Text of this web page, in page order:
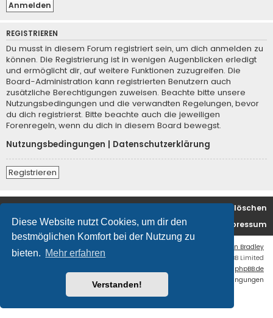
Diese Website nutzt Cookies, um dir den
bestmöglichen Komfort bei der Nutzung zu
bieten. Mehr erfahren
Verstanden!
REGISTRIEREN
Du musst in diesem Forum registriert sein, um dich anmelden zu
können. Die Registrierung ist in wenigen Augenblicken erledigt
und ermöglicht dir, auf weitere Funktionen zuzugreifen. Die
Board-Administration kann registrierten Benutzern auch
zusätzliche Berechtigungen zuweisen. Beachte bitte unsere
Nutzungsbedingungen und die verwandten Regelungen, bevor
du dich registrierst. Bitte beachte auch die jeweiligen
Forenregeln, wenn du dich in diesem Board bewegst.
Nutzungsbedingungen
Datenschutzerklärung
Registrieren
Alle Cookies löschen
Kontakt/Impressum
Ian Bradley
Powered by
® Forum Software © phpBB Limited
phpBB.de
Nutzungsbedingungen